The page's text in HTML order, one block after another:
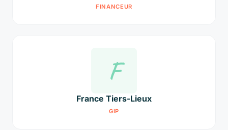
FINANCEUR
F
France Tiers-Lieux
GIP